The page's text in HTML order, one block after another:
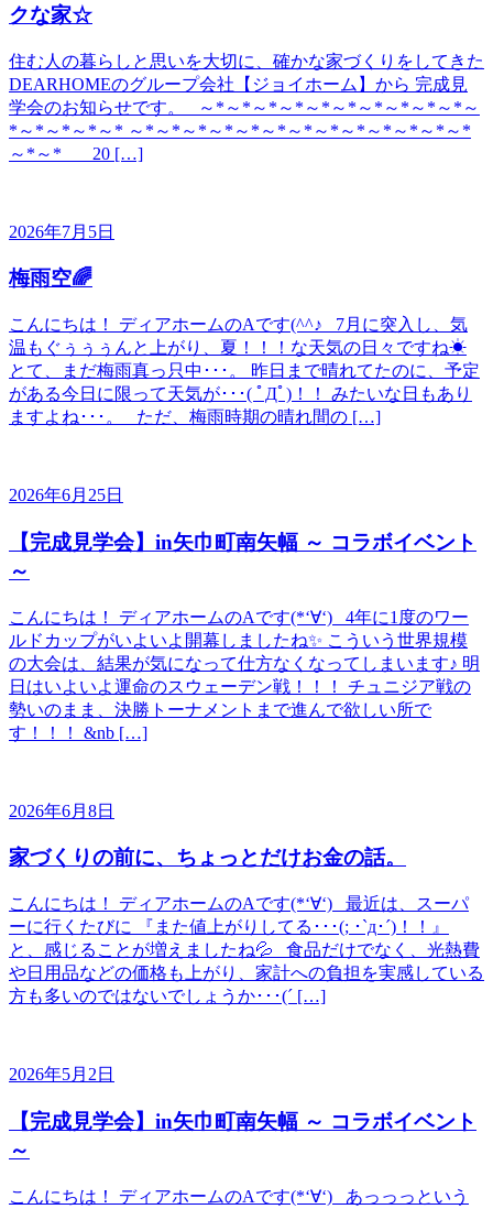
クな家☆
住む人の暮らしと思いを大切に、確かな家づくりをしてきた
DEARHOMEのグループ会社【ジョイホーム】から 完成見
学会のお知らせです。 ～*～*～*～*～*～*～*～*～*～*～
*～*～*～*～* ～*～*～*～*～*～*～*～*～*～*～*～*～*
～*～* 20 […]
2026年7月5日
梅雨空🌈
こんにちは！ ディアホームのAです(^^♪ 7月に突入し、気
温もぐぅぅぅんと上がり、夏！！！な天気の日々ですね☀
とて、まだ梅雨真っ只中･･･。 昨日まで晴れてたのに、予定
がある今日に限って天気が･･･( ﾟДﾟ)！！ みたいな日もあり
ますよね･･･。 ただ、梅雨時期の晴れ間の […]
2026年6月25日
【完成見学会】in矢巾町南矢幅 ～ コラボイベント
～
こんにちは！ ディアホームのAです(*‘∀‘) 4年に1度のワー
ルドカップがいよいよ開幕しましたね✨ こういう世界規模
の大会は、結果が気になって仕方なくなってしまいます♪ 明
日はいよいよ運命のスウェーデン戦！！！ チュニジア戦の
勢いのまま、決勝トーナメントまで進んで欲しい所で
す！！！ &nb […]
2026年6月8日
家づくりの前に、ちょっとだけお金の話。
こんにちは！ ディアホームのAです(*‘∀‘) 最近は、スーパ
ーに行くたびに 『また値上がりしてる･･･(; ･`д･´)！！』
と、感じることが増えましたね💦 食品だけでなく、光熱費
や日用品などの価格も上がり、家計への負担を実感している
方も多いのではないでしょうか･･･(´ […]
2026年5月2日
【完成見学会】in矢巾町南矢幅 ～ コラボイベント
～
こんにちは！ ディアホームのAです(*‘∀‘) あっっっという